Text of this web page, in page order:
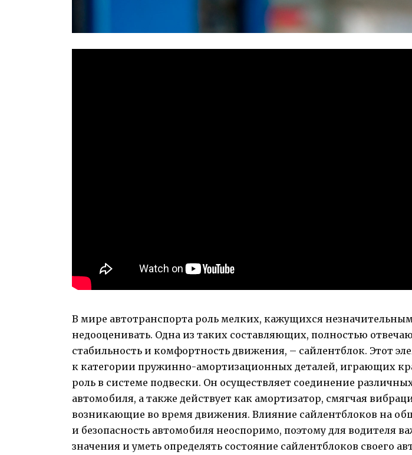
В мире автотранспорта роль мелких, кажущихся
недооценивать. Одна из таких составляющих, полностью
стабильность и комфортность движения, – сайлентблок. Этот
к категории пружинно-амортизационных деталей, играющих
роль в системе подвески. Он осуществляет соединение
автомобиля, а также действует как амортизатор, смягчая
возникающие во время движения. Влияние сайлентблоков на
и безопасность автомобиля неоспоримо, поэтому для водителя
значения и уметь определять состояние сайлентблоков своего